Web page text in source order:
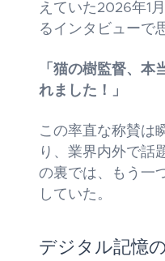
えていた2026年1
るインタビューで
「猫の樹監督、本
れました！」
この率直な称賛は
り、業界内外で話
の裏では、もう一
していた。
デジタル記憶